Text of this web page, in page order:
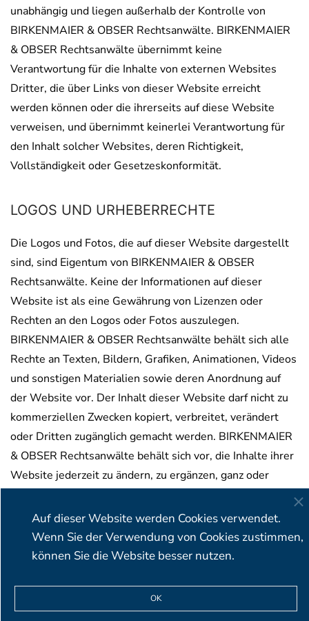
Auf dieser Website werden Cookies verwendet.
Wenn Sie der Verwendung von Cookies zustimmen,
können Sie die Website besser nutzen.
OK
unabhängig und liegen außerhalb der Kontrolle von
BIRKENMAIER & OBSER Rechtsanwälte. BIRKENMAIER
& OBSER Rechtsanwälte übernimmt keine
Verantwortung für die Inhalte von externen Websites
Dritter, die über Links von dieser Website erreicht
werden können oder die ihrerseits auf diese Website
verweisen, und übernimmt keinerlei Verantwortung für
den Inhalt solcher Websites, deren Richtigkeit,
Vollständigkeit oder Gesetzeskonformität.
LOGOS UND URHEBERRECHTE
Die Logos und Fotos, die auf dieser Website dargestellt
sind, sind Eigentum von BIRKENMAIER & OBSER
Rechtsanwälte. Keine der Informationen auf dieser
Website ist als eine Gewährung von Lizenzen oder
Rechten an den Logos oder Fotos auszulegen.
BIRKENMAIER & OBSER Rechtsanwälte behält sich alle
Rechte an Texten, Bildern, Grafiken, Animationen, Videos
und sonstigen Materialien sowie deren Anordnung auf
der Website vor. Der Inhalt dieser Website darf nicht zu
kommerziellen Zwecken kopiert, verbreitet, verändert
oder Dritten zugänglich gemacht werden. BIRKENMAIER
& OBSER Rechtsanwälte behält sich vor, die Inhalte ihrer
Website jederzeit zu ändern, zu ergänzen, ganz oder
übernimmt BIRKENMAIER & OBSER Rechtsanwälte keine
Verantwortung.
BIRKENMAIER & OBSER Rechtsanwälte Partnerschaft mbB
∙ Viktualienmarkt 5 ∙ 80331 München ∙ Deutschland